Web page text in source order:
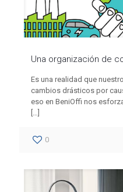
Una organización de
Es una realidad que
cambios drásticos por
eso en BeniOffi nos
0